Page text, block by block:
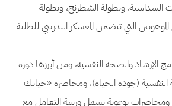
السداسية، وبطولة الشطرنج، وبطولة
التي تتضمن المعسكر التدريبي للطلبة
الإرشاد والصحة النفسية، ومن أبرزها دورة
(جودة الحياة)، ومحاضرة «حياتك
ومحاضرات توعوية تشمل ورشة التعامل مع